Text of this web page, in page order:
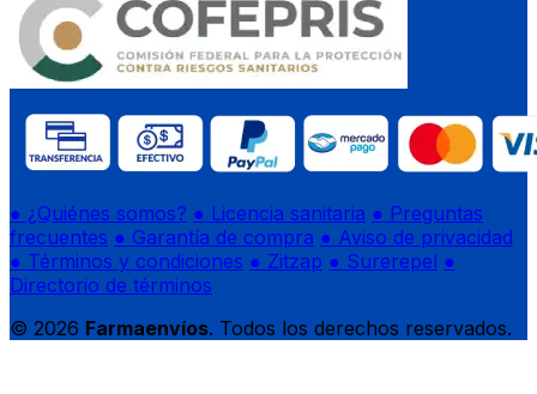
● ¿Quiénes somos? ● Licencia sanitaria ● Preguntas
frecuentes ● Garantía de compra ● Aviso de privacidad
● Términos y condiciones ● Zitzap ● Surerepel ●
Directorio de términos
© 2026 Farmaenvíos. Todos los derechos reservados.